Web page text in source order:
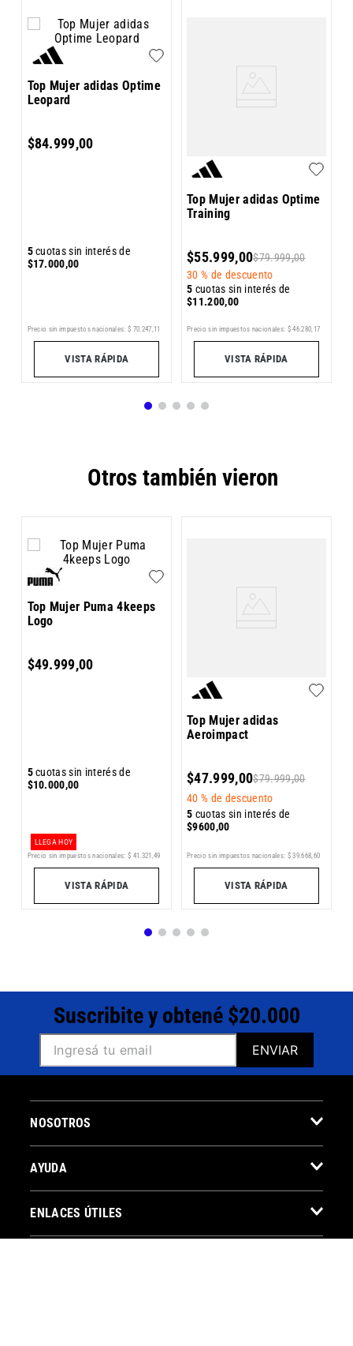
Top Mujer adidas Optime
Leopard
$84.999,00
5cuotas sin interés de
$17.000,00
Precio sin impuestos nacionales: $ 70.247,11
VISTA RÁPIDA
Top Mujer adidas Optime
Training
$55.999,00$79.999,00
30 % de descuento
5 cuotas sin interés de
$11.200,00
Precio sin impuestos nacionales: $ 46.280,17
VISTA RÁPIDA
Otros también vieron
Top Mujer Puma 4keeps
Logo
$49.999,00
5cuotas sin interés de
$10.000,00
LLEGA HOY
Precio sin impuestos nacionales: $ 41.321 ,49
VISTA RÁPIDA
Top Mujer adidas
Aeroimpact
$47.999,00$79.999,00
40 % de descuento
5 cuotas sin interés de
$9600,00
Precio sin impuestos nacionales: $ 39.668,60
VISTA RÁPIDA
Suscribite y obtené $20.000
ENVIAR
NOSOTROS
AYUDA
ENLACES ÚTILES